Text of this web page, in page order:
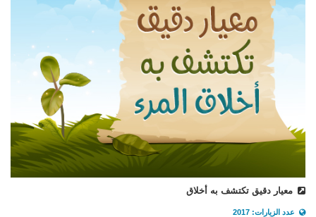
معيار دقيق تكتشف به أخلاق
عدد الزيارات: 2017